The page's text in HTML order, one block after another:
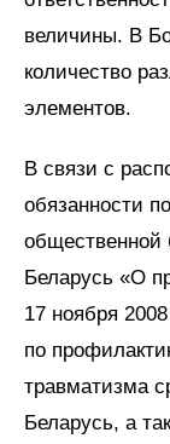
величины. В
количество
элементов.
В связи с
обязанности
общественной
Беларусь «О
17 ноября
по
травматизма
Беларусь, а